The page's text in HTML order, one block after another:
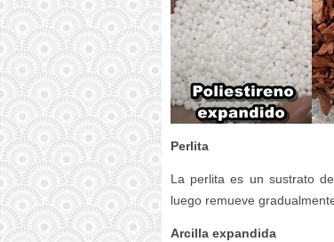
Perlita
La perlita es un sustrato
luego remueve
Arcilla expandida